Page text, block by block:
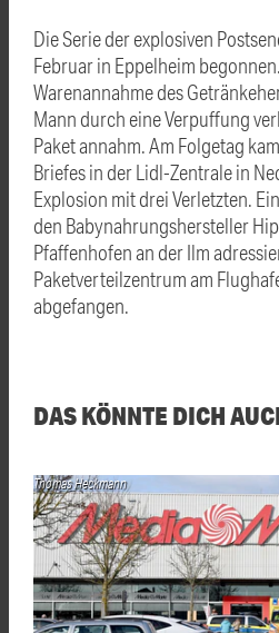
Die Serie der explosiven
Februar in Eppelheim
Warenannahme des
Mann durch eine Verpuffung
Paket annahm. Am Folgetag
Briefes in der Lidl-Zentrale in
Explosion mit drei Verletzten.
den Babynahrungshersteller
Pfaffenhofen an der Ilm
Paketverteilzentrum am
abgefangen.
DAS KÖNNTE DICH
Thomas Heckmann